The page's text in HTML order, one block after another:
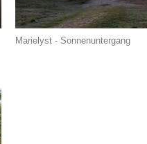
Marielyst - Sonnenuntergang